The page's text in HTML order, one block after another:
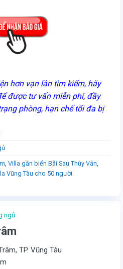
ngủ
TP. Vũng Tàu
hơn vạn lần tìm kiếm, hãy
được tư vấn miễn phí, đầy
phòng, hạn chế tối đa bị
, Villa gần biển Bãi Sau Thùy Vân,
Vũng Tàu cho 50 người